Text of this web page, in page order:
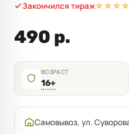
Закончился тираж
490 р.
ВОЗРАСТ
16+
Самовывоз, ул.